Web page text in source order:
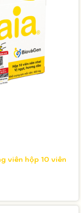
viên hộp 10 viên